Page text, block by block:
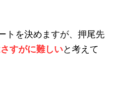
トを決めますが、押尾先
すがに難しいと考えて